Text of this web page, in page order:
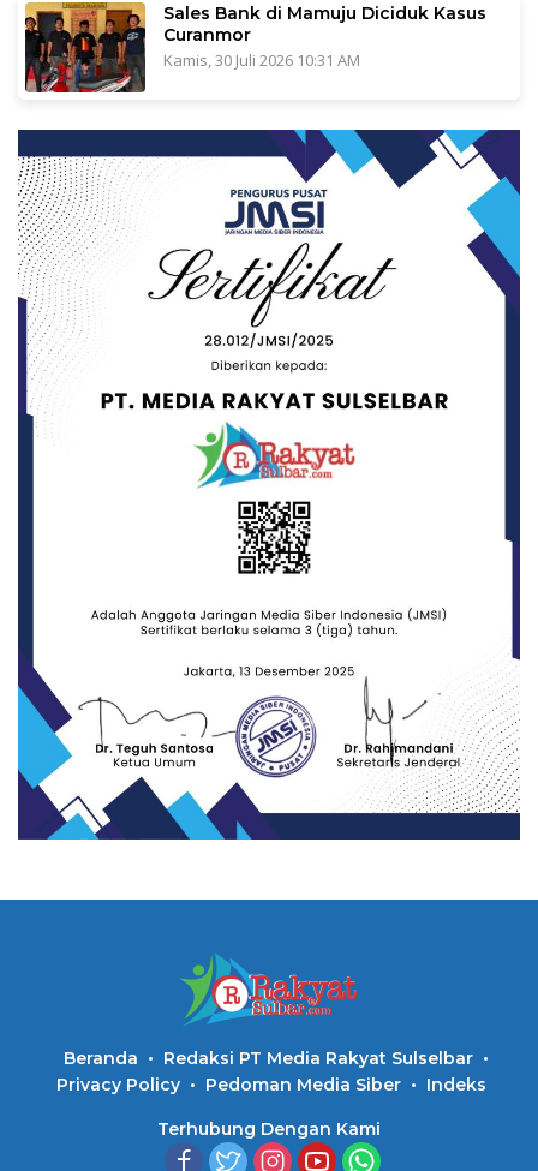
Sales Bank di Mamuju Diciduk Kasus
Curanmor
Kamis, 30 Juli 2026 10:31 AM
Beranda
Redaksi PT Media Rakyat Sulselbar
Privacy Policy
Pedoman Media Siber Indeks
Terhubung Dengan Kami